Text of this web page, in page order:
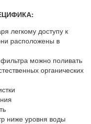
легкому доступу к
расположены в
можно поливать
органических
ниже уровня воды